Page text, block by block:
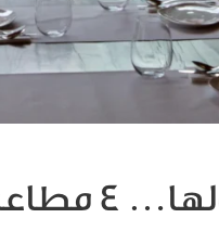
نكهات المتوسط على